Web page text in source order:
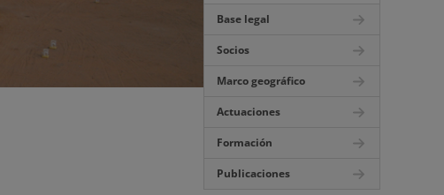
Base legal
Socios
Marco geográfico
Actuaciones
Formación
Publicaciones